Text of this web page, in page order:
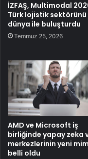
İZFAŞ, Multimodal
Türk lojistik sektörünü
dünya ile buluşturdu
Temmuz 25, 2026
AMD ve Microsoft iş
birliğinde yapay zeka
merkezlerinin yeni
belli oldu